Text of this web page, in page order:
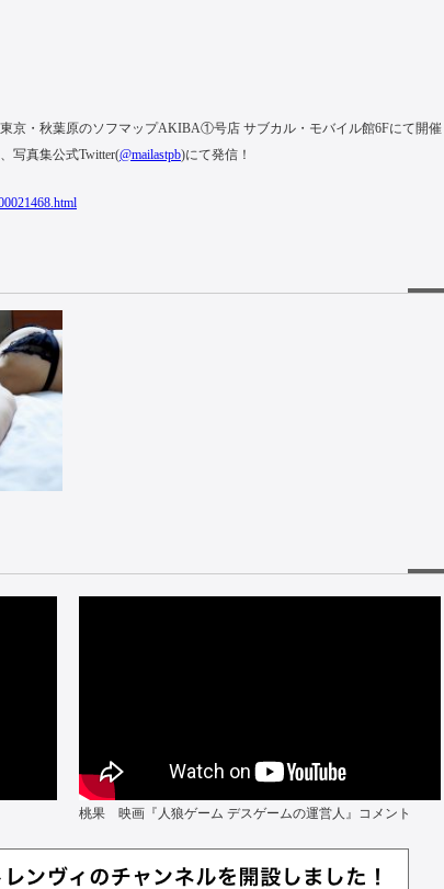
京・秋葉原のソフマップAKIBA①号店 サブカル・モバイル館6Fにて開催
写真集公式Twitter(@mailastpb)にて発信！
桃果 映画『人狼ゲーム デスゲームの運営人』コメント